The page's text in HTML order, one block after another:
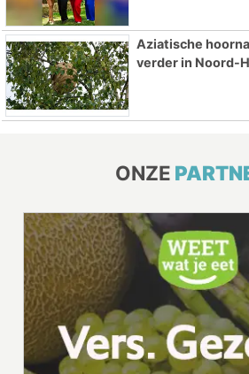
Aziatische
verder in Noord-
ONZE